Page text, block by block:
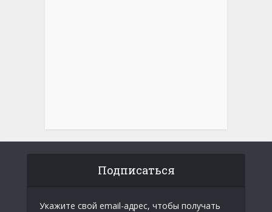
Подписаться
Укажите свой email-адрес, чтобы получать